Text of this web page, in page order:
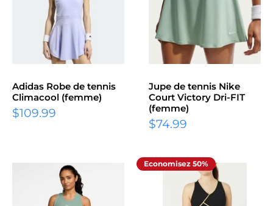
Adidas Robe de tennis
Climacool (femme)
Prix
$109.99
Jupe de tennis Nike
Court Victory Dri-FIT
(femme)
Prix
$74.99
Economisez 50%